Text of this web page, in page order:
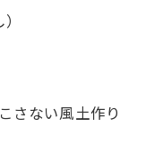
さない風土作り